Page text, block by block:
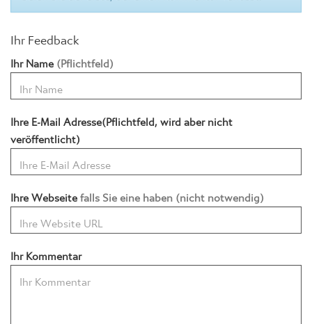
Ihr Feedback
Ihr Name(Pflichtfeld)
Ihre E-Mail Adresse(Pflichtfeld, wird aber nicht
veröffentlicht)
Ihre Webseitefalls Sie eine haben (nicht notwendig)
Ihr Kommentar